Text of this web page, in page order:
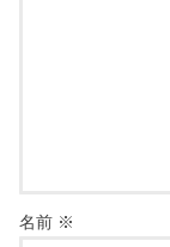
名前 ※